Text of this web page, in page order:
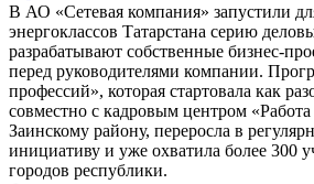
В АО «Сетевая компания» запустили
энергоклассов Татарстана серию
разрабатывают собственные бизнес-
перед руководителями компании.
профессий», которая стартовала как
совместно с кадровым центром
Заинскому району, переросла в
инициативу и уже охватила более 300
городов республики.